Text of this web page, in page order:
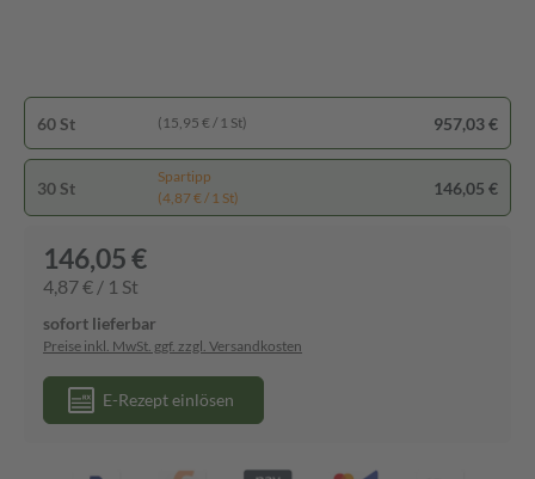
60 St (15,95 € / 1 St) 957,03 €
30 St
Spartipp
(4,87 € / 1 St)
146,05 €
146,05 €
4,87 € / 1 St
sofort lieferbar
Preise inkl. MwSt. ggf. zzgl. Versandkosten
E-Rezept einlösen